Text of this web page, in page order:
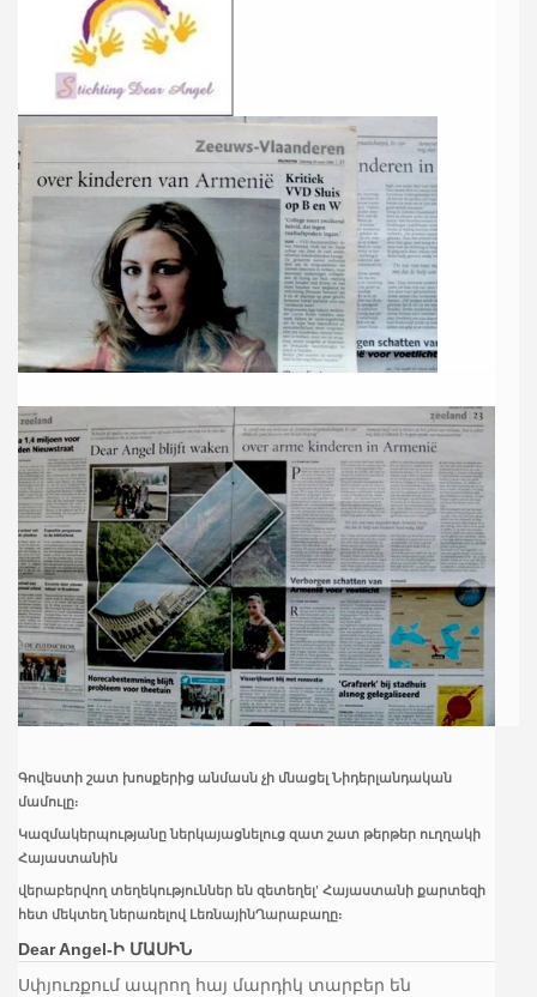
Գովեստի շատ խոսքերից անմասն չի մնացել Նիդերլանդական
մամուլը:
Կազմակերպությանը ներկայացնելուց զատ շատ թերթեր ուղղակի
Հայաստանին
վերաբերվող տեղեկություններ են զետեղել' Հայաստանի քարտեզի
հետ մեկտեղ ներառելով ԼեռնայինՂարաբաղը:
Dear Angel-Ի ՄԱՍԻՆ
Սփյուռքում ապրող հայ մարդիկ տարբեր են